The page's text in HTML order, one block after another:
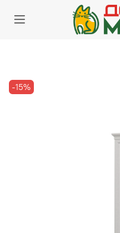
-15%